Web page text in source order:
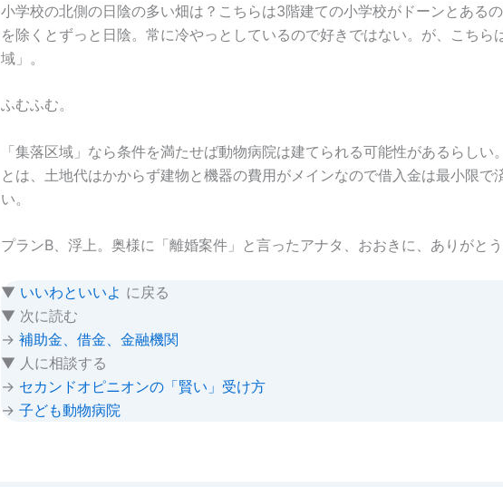
小学校の北側の日陰の多い畑は？こちらは3階建ての小学校がドーンとある
を除くとずっと日陰。常に冷やっとしているので好きではない。が、こちら
域」。
ふむふむ。
「集落区域」なら条件を満たせば動物病院は建てられる可能性があるらしい
とは、土地代はかからず建物と機器の費用がメインなので借入金は最小限で
い。
プランB、浮上。奥様に「離婚案件」と言ったアナタ、おおきに、ありがとう
▼ いいわといいよ に戻る
▼ 次に読む
→ 補助金、借金、金融機関
▼ 人に相談する
→ セカンドオピニオンの「賢い」受け方
→ 子ども動物病院